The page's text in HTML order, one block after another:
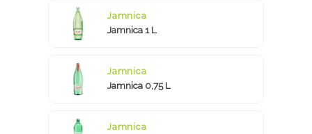
Jamnica
Jamnica 1 L
Jamnica
Jamnica 0,75 L
Jamnica